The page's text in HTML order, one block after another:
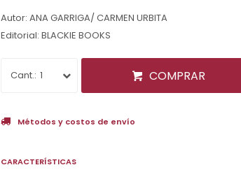
Autor: ANA GARRIGA/ CARMEN URBITA
Editorial: BLACKIE BOOKS
1 COMPRAR
Métodos y costos de envío
CARACTERÍSTICAS